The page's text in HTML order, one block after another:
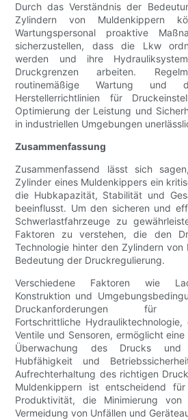
Durch das Verständnis der
Zylindern von Muldenkippern
Wartungspersonal proaktive
sicherzustellen, dass die Lkw
werden und ihre
Druckgrenzen arbeiten.
routinemäßige Wartung und
Herstellerrichtlinien für
Optimierung der Leistung und
in industriellen Umgebungen
Zusammenfassung
Zusammenfassend lässt sich
Zylinder eines Muldenkippers ein
die Hubkapazität, Stabilität und
beeinflusst. Um den sicheren und
Schwerlastfahrzeuge zu
Faktoren zu verstehen, die den
Technologie hinter den Zylindern
Bedeutung der Druckregulierung.
Verschiedene Faktoren wie
Konstruktion und
Druckanforderungen für
Fortschrittliche Hydrauliktechnologie,
Ventile und Sensoren, ermöglicht
Überwachung des Drucks
Hubfähigkeit und
Aufrechterhaltung des richtigen
Muldenkippern ist entscheidend
Produktivität, die Minimierung
Vermeidung von Unfällen und